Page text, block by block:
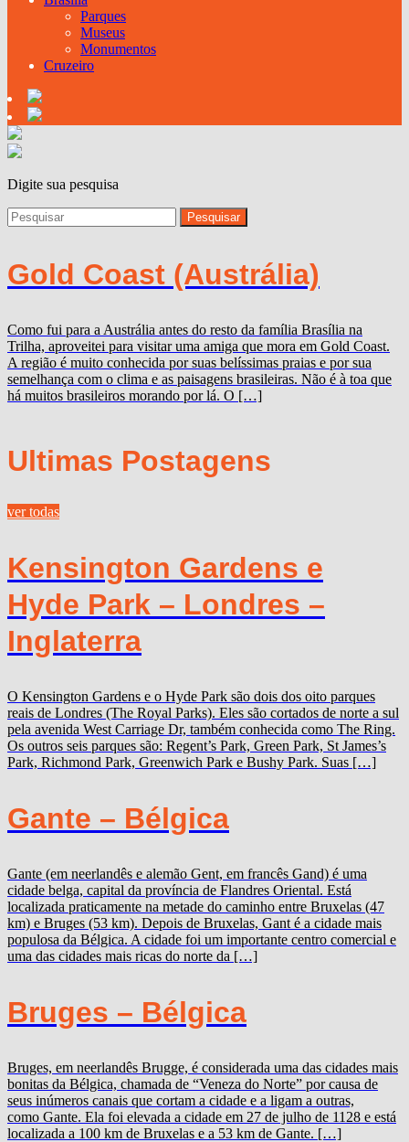
Parques
Museus
Monumentos
Cruzeiro
Digite sua pesquisa
Gold Coast (Austrália)
Como fui para a Austrália antes do resto da família Brasília na
Trilha, aproveitei para visitar uma amiga que mora em Gold Coast.
A região é muito conhecida por suas belíssimas praias e por sua
semelhança com o clima e as paisagens brasileiras. Não é à toa que
há muitos brasileiros morando por lá. O […]
Ultimas Postagens
ver todas
Kensington Gardens e
Hyde Park – Londres –
Inglaterra
O Kensington Gardens e o Hyde Park são dois dos oito parques
reais de Londres (The Royal Parks). Eles são cortados de norte a sul
pela avenida West Carriage Dr, também conhecida como The Ring.
Os outros seis parques são: Regent’s Park, Green Park, St James’s
Park, Richmond Park, Greenwich Park e Bushy Park. Suas […]
Gante – Bélgica
Gante (em neerlandês e alemão Gent, em francês Gand) é uma
cidade belga, capital da província de Flandres Oriental. Está
localizada praticamente na metade do caminho entre Bruxelas (47
km) e Bruges (53 km). Depois de Bruxelas, Gant é a cidade mais
populosa da Bélgica. A cidade foi um importante centro comercial e
uma das cidades mais ricas do norte da […]
Bruges – Bélgica
Bruges, em neerlandês Brugge, é considerada uma das cidades mais
bonitas da Bélgica, chamada de “Veneza do Norte” por causa de
seus inúmeros canais que cortam a cidade e a ligam a outras,
como Gante. Ela foi elevada a cidade em 27 de julho de 1128 e está
localizada a 100 km de Bruxelas e a 53 km de Gante. […]